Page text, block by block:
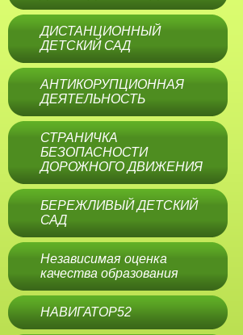
ДИСТАНЦИОННЫЙ
ДЕТСКИЙ САД
АНТИКОРУПЦИОННАЯ
ДЕЯТЕЛЬНОСТЬ
СТРАНИЧКА
БЕЗОПАСНОСТИ
ДОРОЖНОГО ДВИЖЕНИЯ
БЕРЕЖЛИВЫЙ ДЕТСКИЙ
САД
Независимая оценка
качества образования
НАВИГАТОР52